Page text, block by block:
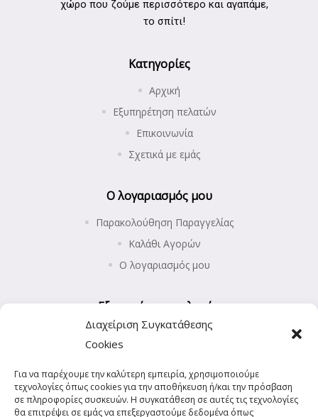
Διαχείριση Συγκατάθεσης
Cookies
Για να παρέχουμε την καλύτερη εμπειρία, χρησιμοποιούμε
τεχνολογίες όπως cookies για την αποθήκευση ή/και την πρόσβαση
σε πληροφορίες συσκευών. Η συγκατάθεση σε αυτές τις τεχνολογίες
θα επιτρέψει σε εμάς να επεξεργαστούμε δεδομένα όπως
χώρο που ζούμε περισσότερο και αγαπάμε,
το σπίτι!
Κατηγορίες
Αρχική
Εξυπηρέτηση πελατών
Επικοινωνία
Σχετικά με εμάς
Ο λογαριασμός μου
Παρακολούθηση Παραγγελίας
Καλάθι Αγορών
Ο λογαριασμός μου
Εξυπηρέτηση πελατών
Επιστροφές προϊόντων
Πολιτική Απορρήτου
Πολιτική Cookies (ΕΕ)